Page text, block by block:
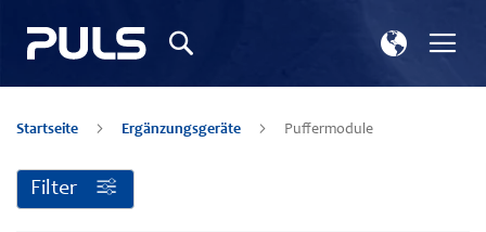
Store
wählen
Startseite Ergänzungsgeräte Puffermodule
Filter